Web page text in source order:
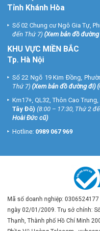
Tỉnh Khánh Hòa
Số 02 Chung cư Ngô Gia Tự,
đến Thứ 7) (Xem bản đồ
KHU VỰC MIỀN BẮC
Tp. Hà Nội
Số 22 Ngõ 19 Kim Đồng,
Thứ 7) (Xem bản đồ đường đi)
Km17+, QL32, Thôn Cao
Tây Đô) (8:00 – 17:30, Thứ 2
Hoài Đức cũ)
Hotline: 0989 067 969
Mã số doanh nghiệp: 0306524177
ngày 02/01/2009. Trụ sở chính:
Thạnh, Thành phố Hồ Chí Minh